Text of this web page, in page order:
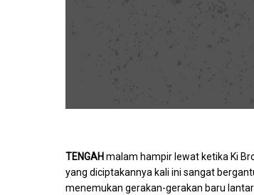
TENGAH malam hampir lewat ketika Ki
yang diciptakannya kali ini sangat
menemukan gerakan-gerakan baru